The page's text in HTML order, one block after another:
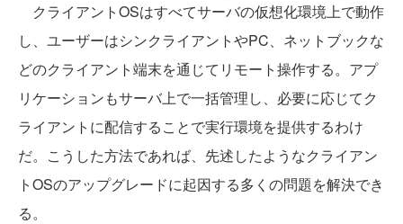
クライアントOSはすべてサーバの仮想化環境上で動作
し、ユーザーはシンクライアントやPC、ネットブックな
どのクライアント端末を通じてリモート操作する。アプ
リケーションもサーバ上で一括管理し、必要に応じてク
ライアントに配信することで実行環境を提供するわけ
だ。こうした方法であれば、先述したようなクライアン
トOSのアップグレードに起因する多くの問題を解決でき
る。